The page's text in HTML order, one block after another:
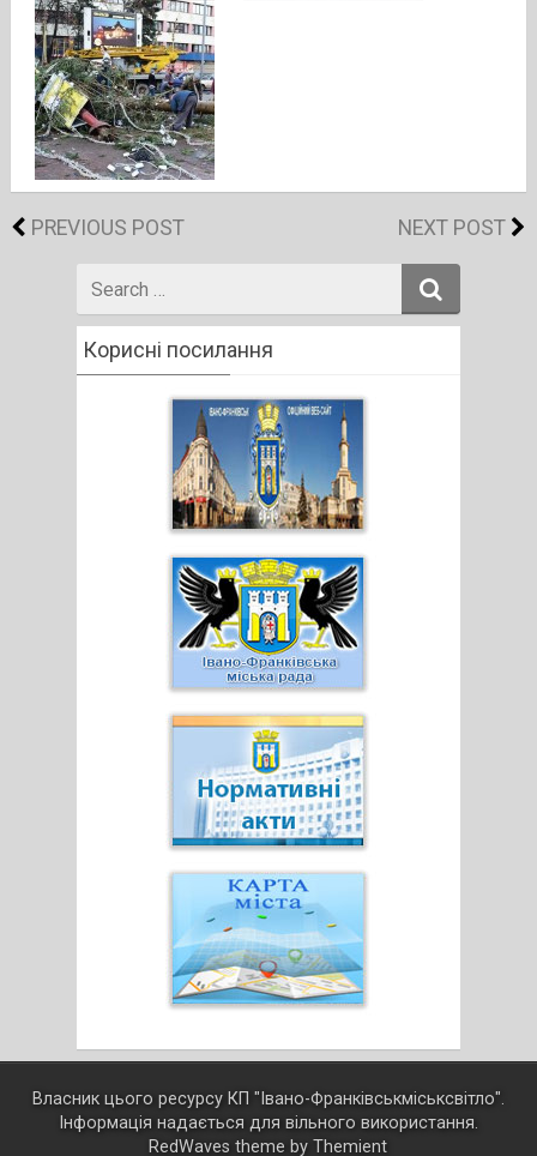
PREVIOUS POST NEXT POST
for
Корисні посилання
Власник цього ресурсу КП "Івано-Франківськміськсвітло".
Інформація надається для вільного використання.
RedWaves theme byThemient